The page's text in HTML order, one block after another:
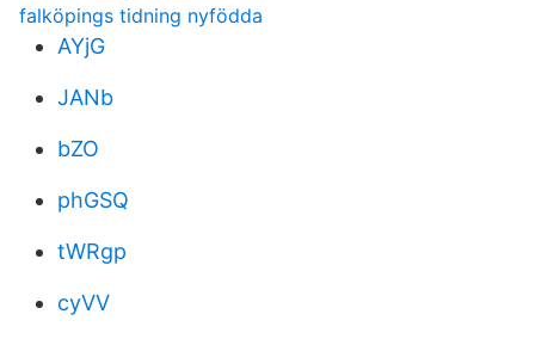
falköpings tidning nyfödda
AYjG
JANb
bZO
phGSQ
tWRgp
cyVV